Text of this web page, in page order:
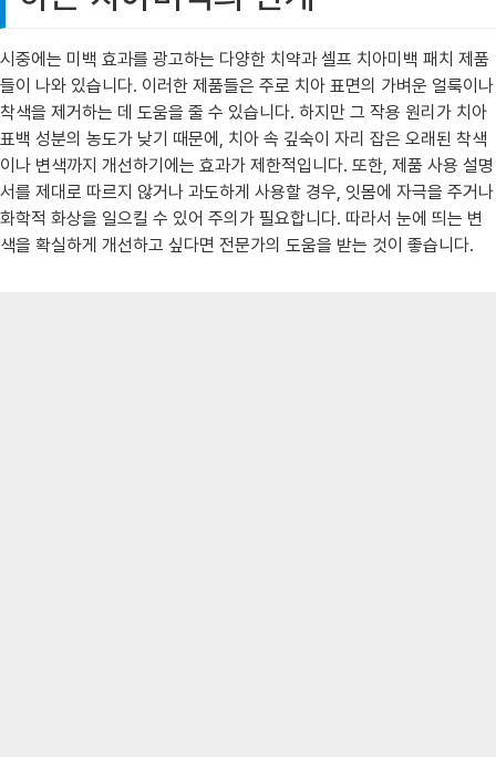
시중에는 미백 효과를 광고하는 다양한 치약과 셀프 치아미백 패치 제품
들이 나와 있습니다. 이러한 제품들은 주로 치아 표면의 가벼운 얼룩이나
착색을 제거하는 데 도움을 줄 수 있습니다. 하지만 그 작용 원리가 치아
표백 성분의 농도가 낮기 때문에, 치아 속 깊숙이 자리 잡은 오래된 착색
이나 변색까지 개선하기에는 효과가 제한적입니다. 또한, 제품 사용 설명
서를 제대로 따르지 않거나 과도하게 사용할 경우, 잇몸에 자극을 주거나
화학적 화상을 일으킬 수 있어 주의가 필요합니다. 따라서 눈에 띄는 변
색을 확실하게 개선하고 싶다면 전문가의 도움을 받는 것이 좋습니다.